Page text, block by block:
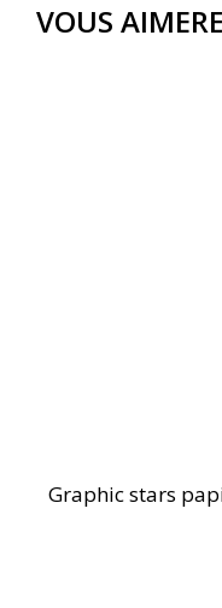
VOUS
Graphic stars